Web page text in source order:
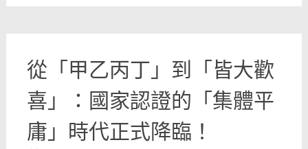
從「甲乙丙丁」到「皆大歡
喜」：國家認證的「集體平
庸」時代正式降臨！